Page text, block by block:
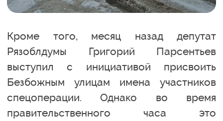
Кроме того, месяц назад депутат
Рязоблдумы Григорий Парсентьев
выступил с инициативой присвоить
Безбожным улицам имена участников
спецоперации. Однако во время
правительственного часа это